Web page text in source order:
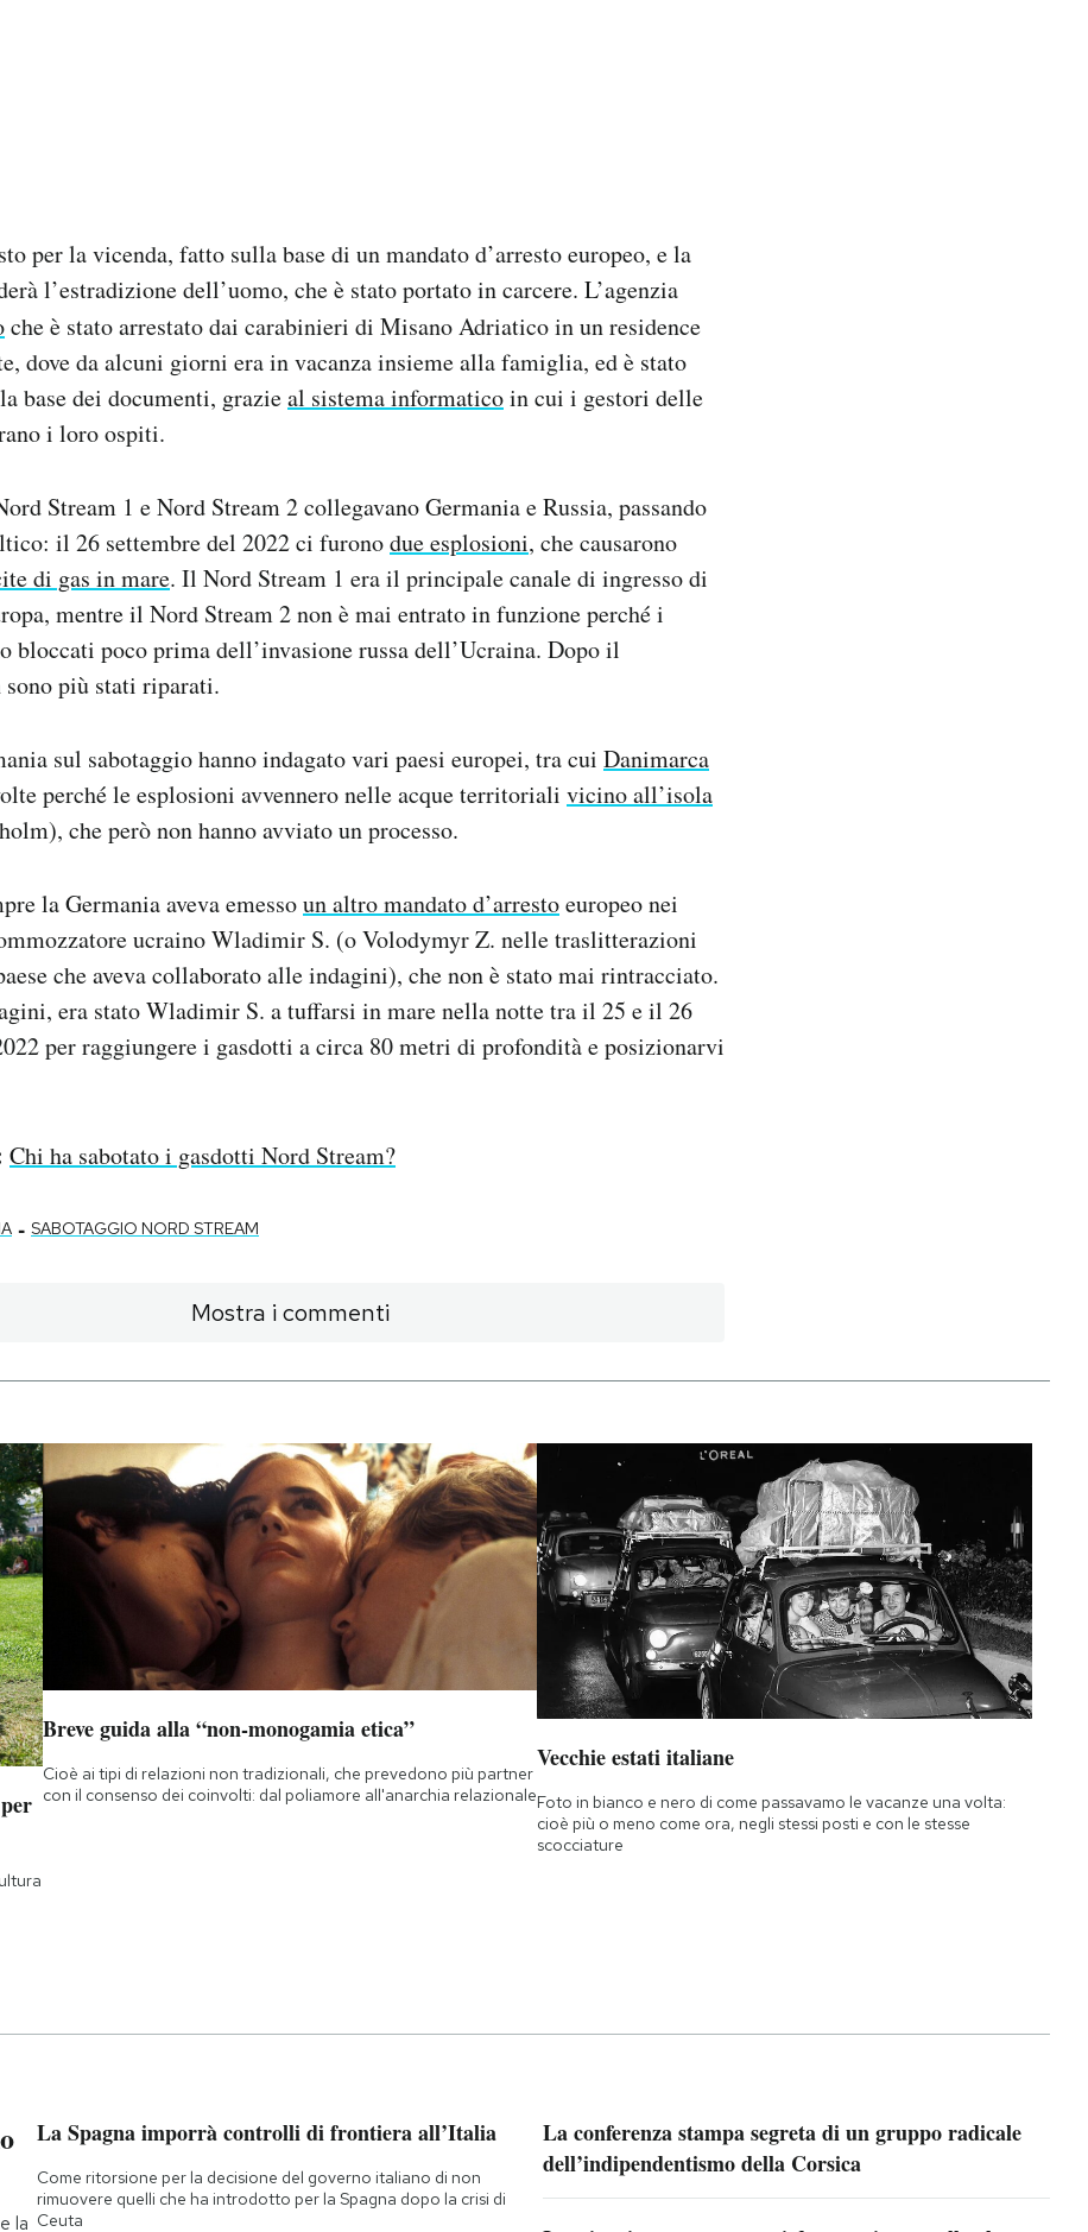
per la vicenda, fatto sulla base di un mandato d’arresto europeo, e la
l’estradizione dell’uomo, che è stato portato in carcere. L’agenzia
che è stato arrestato dai carabinieri di Misano Adriatico in un residence
dove da alcuni giorni era in vacanza insieme alla famiglia, ed è stato
base dei documenti, grazieal sistema informaticoin cui i gestori delle
i loro ospiti.
Stream 1 e Nord Stream 2 collegavano Germania e Russia, passando
il 26 settembre del 2022 ci furonodue esplosioni, che causarono
di gas in mare. Il Nord Stream 1 era il principale canale di ingresso di
mentre il Nord Stream 2 non è mai entrato in funzione perché i
bloccati poco prima dell’invasione russa dell’Ucraina. Dopo il
sono più stati riparati.
sul sabotaggio hanno indagato vari paesi europei, tra cui Danimarca
perché le esplosioni avvennero nelle acque territoriali vicino all’isola
che però non hanno avviato un processo.
la Germania aveva emessoun altro mandato d’arrestoeuropeo nei
ucraino Wladimir S. (o Volodymyr Z. nelle traslitterazioni
che aveva collaborato alle indagini), che non è stato mai rintracciato.
era stato Wladimir S. a tuffarsi in mare nella notte tra il 25 e il 26
per raggiungere i gasdotti a circa 80 metri di profondità e posizionarvi
Chi ha sabotato i gasdotti Nord Stream?
- SABOTAGGIO NORD STREAM
Mostra i commenti
Breve guida alla “non-monogamia etica”
Cioè ai tipi di relazioni non tradizionali, che prevedono più partner
con il consenso dei coinvolti: dal poliamore all'anarchia relazionale
Vecchie estati italiane
Foto in bianco e nero di come passavamo le vacanze una volta:
cioè più o meno come ora, negli stessi posti e con le stesse
scocciature
la
La Spagna imporrà controlli di frontiera all’Italia
Come ritorsione per la decisione del governo italiano di non
rimuovere quelli che ha introdotto per la Spagna dopo la crisi di
Ceuta
La conferenza stampa segreta di un gruppo radicale
dell’indipendentismo della Corsica